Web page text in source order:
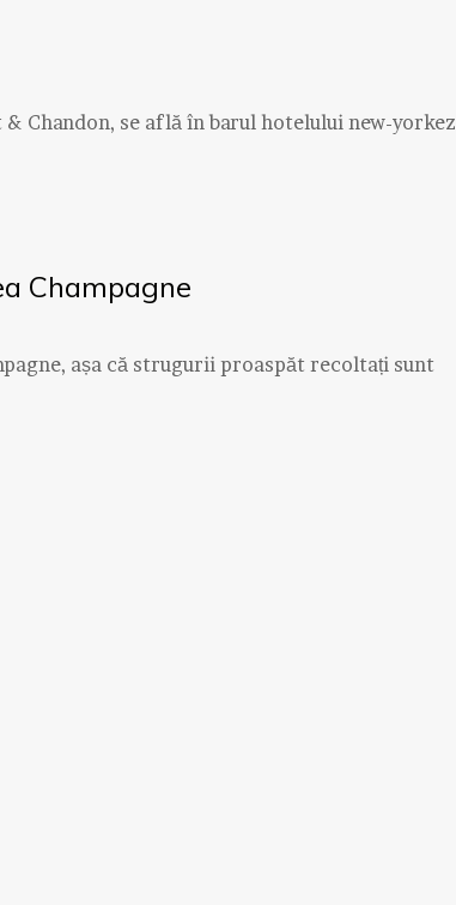
Chandon, se află în barul hotelului new-yorkez
Champagne
așa că strugurii proaspăt recoltați sunt